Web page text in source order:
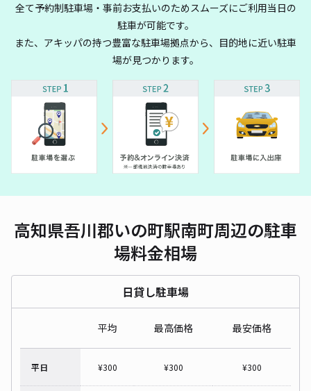
全て予約制駐車場・事前お支払いのためスムーズにご利用当日の
駐車が可能です。
また、アキッパの持つ豊富な駐車場拠点から、目的地に近い駐車
場が見つかります。
高知県吾川郡いの町駅南町周辺の駐車
場料金相場
日貸し駐車場
平均 最高価格 最安価格
平日 ¥300 ¥300 ¥300